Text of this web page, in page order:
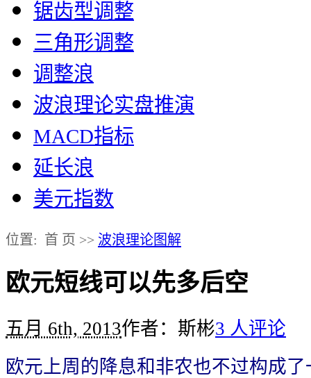
锯齿型调整
三角形调整
调整浪
波浪理论实盘推演
MACD指标
延长浪
美元指数
位置: 首 页 >> 波浪理论图解
欧元短线可以先多后空
五月 6th, 2013作者：斯彬3 人评论
欧元上周的降息和非农也不过构成了